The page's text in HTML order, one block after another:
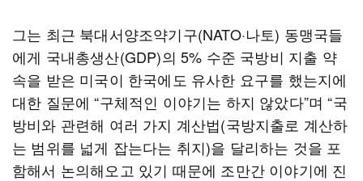
그는 최근 북대서양조약기구(NATO·나토) 동맹국들
에게 국내총생산(GDP)의 5% 수준 국방비 지출 약
속을 받은 미국이 한국에도 유사한 요구를 했는지에
대한 질문에 “구체적인 이야기는 하지 않았다”며 “국
방비와 관련해 여러 가지 계산법(국방지출로 계산하
는 범위를 넓게 잡는다는 취지)을 달리하는 것을 포
함해서 논의해오고 있기 때문에 조만간 이야기에 진